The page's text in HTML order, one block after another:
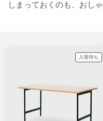
しまっておくのも、おし
入荷待ち